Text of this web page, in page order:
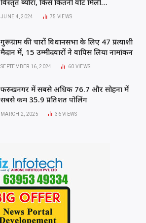
विस्तृत ब्यौरा, किसे कितनी वोट मिली…
JUNE 4, 2024 75 VIEWS
गुरूग्राम की चारों विधानसभा के लिए 47 प्रत्याशी
मैदान में, 15 उम्मीदवारों ने वापिस लिया नामांकन
SEPTEMBER 16, 2024 60 VIEWS
फरुखनगर में सबसे अधिक 76.7 और सोहना में
सबसे कम 35.9 प्रतिशत पोलिंग
MARCH 2, 2025 36VIEWS